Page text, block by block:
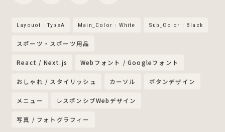
Layouot : TypeA Main_Color : White Sub_Color : Black
スポーツ・スポーツ用品
React / Next.js Webフォント / Googleフォント
おしゃれ / スタイリッシュ カーソル ボタンデザイン
メニュー レスポンシブWebデザイン
写真 / フォトグラフィー